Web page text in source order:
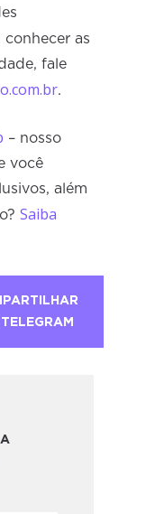
conhecer as
fale
.
– nosso
você
além
Saiba